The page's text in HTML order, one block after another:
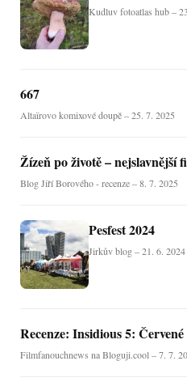
Kudluv fotoatlas hub –
667
Altaïrovo komixové doupě – 25. 7. 2025
Žízeň po životě – nejslavnější
Blog Jiří Borového - recenze – 8. 7. 2025
Pesfest 2024
Jirkův blog – 21. 6. 2024
Recenze: Insidious 5:
Filmfanouchnews na Bloguji.cool – 7. 7.